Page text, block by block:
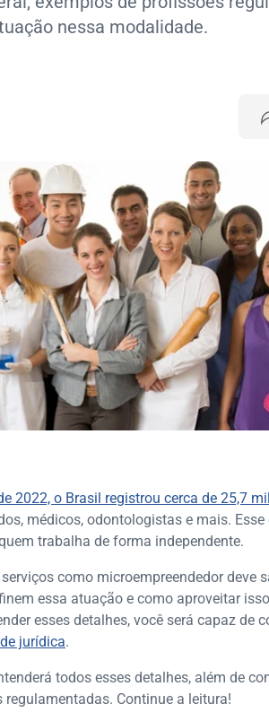
nessa modalidade.
2022, o Brasil registrou cerca de 25,7
médicos, odontologistas e mais.
trabalha de forma independente.
como microempreendedor deve
essa atuação e como aproveitar
esses detalhes, você será capaz de
jurídica.
todos esses detalhes, além de
Continue a leitura!